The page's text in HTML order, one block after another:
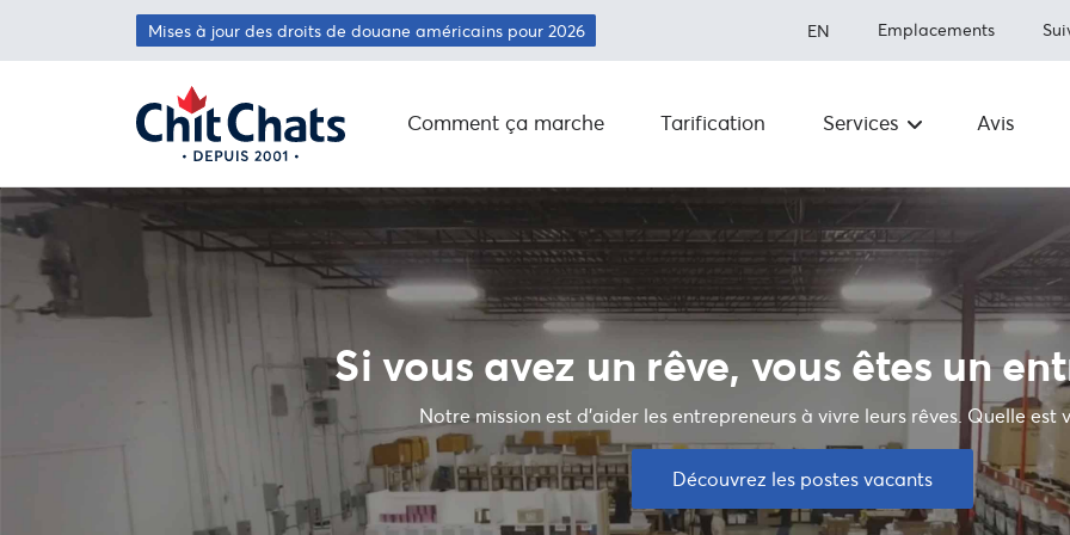
Passer au contenu principal
Mises à jour des droits de douane américains pour 2026 EN Emplacements
Comment ça marche Tarification Services
Économisez jusqu'à 80 % sur les frais
d'expédition.
Expédition au Canada
Économisez plus de 50 % sur
l'expédition
Expédition à l'international
Économisez jusqu'à 80 % sur les frais
d'expédition dans le monde entier
Intégrations
Avis
À propos
Exécution
rédaction
FAQ
Si vous avez un rêve, vous êtes un
Notre mission est d'aider les entrepreneurs à vivre leurs rêves. Quelle est
Découvrez les postes vacants